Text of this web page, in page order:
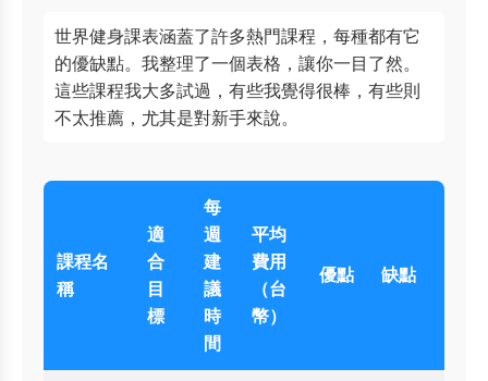
世界健身課表涵蓋了許多熱門課程，每種都有它
的優缺點。我整理了一個表格，讓你一目了然。
這些課程我大多試過，有些我覺得很棒，有些則
不太推薦，尤其是對新手來說。
課程名
稱
適
合
目
標
每
週
建
議
時
間
平均
費用
（台
幣）
優點 缺點